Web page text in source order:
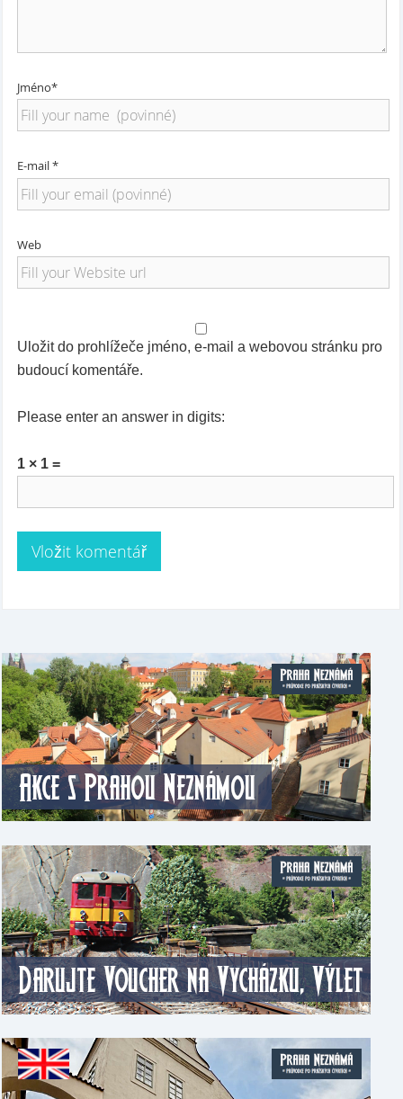
Jméno*
E-mail *
Web
Uložit do prohlížeče jméno, e-mail a webovou stránku pro
budoucí komentáře.
Please enter an answer in digits:
1 × 1 =